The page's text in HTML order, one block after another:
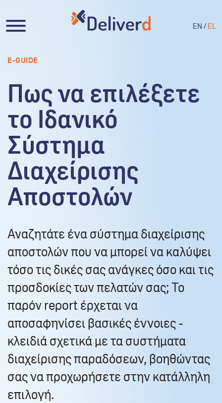
EN/EL
E-GUIDE
Πως να επιλέξετε
το Ιδανικό
Σύστημα
Διαχείρισης
Αποστολών
Αναζητάτε ένα σύστημα διαχείρισης
αποστολών που να μπορεί να καλύψει
τόσο τις δικές σας ανάγκες όσο και τις
προσδοκίες των πελατών σας; Το
παρόν report έρχεται να
αποσαφηνίσει βασικές έννοιες -
κλειδιά σχετικά με τα συστήματα
διαχείρισης παραδόσεων, βοηθώντας
σας να προχωρήσετε στην κατάλληλη
επιλογή.